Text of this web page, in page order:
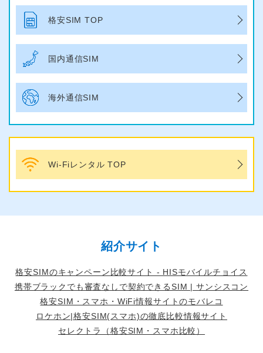
格安SIM TOP
国内通信SIM
海外通信SIM
Wi-Fiレンタル TOP
紹介サイト
格安SIMのキャンペーン比較サイト - HISモバイルチョイス
携帯ブラックでも審査なしで契約できるSIM | サンシスコン
格安SIM・スマホ・WiFi情報サイトのモバレコ
ロケホン|格安SIM(スマホ)の徹底比較情報サイト
セレクトラ（格安SIM・スマホ比較）